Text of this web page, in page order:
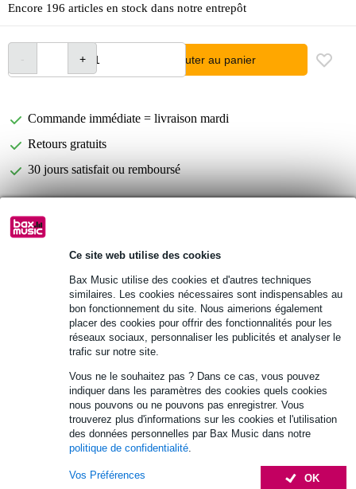
Ce site web utilise des cookies
Bax Music utilise des cookies et d'autres techniques
similaires. Les cookies nécessaires sont indispensables au
bon fonctionnement du site. Nous aimerions également
placer des cookies pour offrir des fonctionnalités pour les
réseaux sociaux, personnaliser les publicités et analyser le
trafic sur notre site.
Vous ne le souhaitez pas ? Dans ce cas, vous pouvez
indiquer dans les paramètres des cookies quels cookies
nous pouvons ou ne pouvons pas enregistrer. Vous
trouverez plus d'informations sur les cookies et l'utilisation
des données personnelles par Bax Music dans notre
politique de confidentialité.
OK
Vos Préférences
Encore 196 articles en stock dans notre entrepôt
Ajouter au panier
Commande immédiate = livraison mardi
Retours gratuits
30 jours satisfait ou remboursé
Vous n'êtes pas sûr si le
coudé-jack coudé mono, 15 cm (la paire)
Démarrer la vérification
Informations
câbles patch (la paire)
couleur : noir
Afficher toutes les caractéristiques du produit
Accessoires (5)